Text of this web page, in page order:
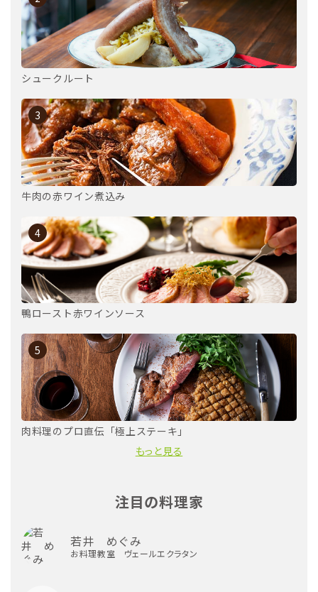
シュークルート
3
牛肉の赤ワイン煮込み
4
鴨ロースト赤ワインソース
5
肉料理のプロ直伝「極上ステーキ」
もっと見る
注目の料理家
若井 めぐみ
お料理教室 ヴェールエクラタン